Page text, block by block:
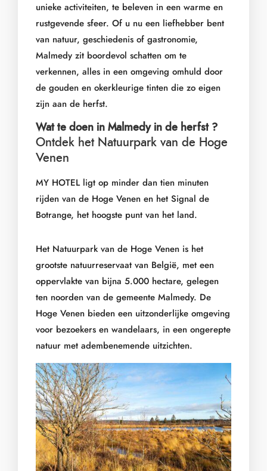
unieke activiteiten, te beleven in een warme en
rustgevende sfeer. Of u nu een liefhebber bent
van natuur, geschiedenis of gastronomie,
Malmedy zit boordevol schatten om te
verkennen, alles in een omgeving omhuld door
de gouden en okerkleurige tinten die zo eigen
zijn aan de herfst.
Wat te doen in Malmedy in de herfst ?
Ontdek het Natuurpark van de Hoge
Venen
MY HOTEL ligt op minder dan tien minuten
rijden van de Hoge Venen en het Signal de
Botrange, het hoogste punt van het land.
Het Natuurpark van de Hoge Venen is het
grootste natuurreservaat van België, met een
oppervlakte van bijna 5.000 hectare, gelegen
ten noorden van de gemeente Malmedy. De
Hoge Venen bieden een uitzonderlijke omgeving
voor bezoekers en wandelaars, in een ongerepte
natuur met adembenemende uitzichten.